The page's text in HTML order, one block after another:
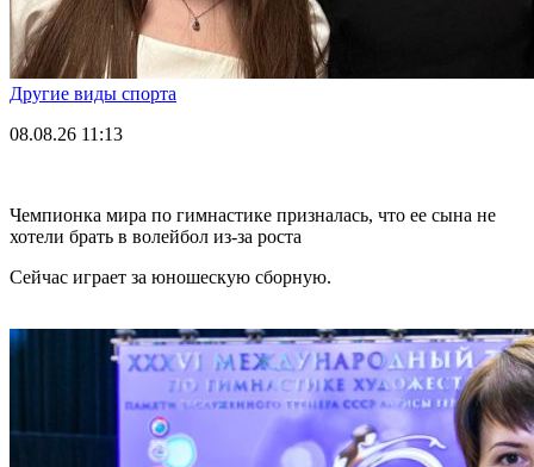
Другие виды спорта
08.08.26 11:13
Чемпионка мира по гимнастике призналась, что ее сына не
хотели брать в волейбол из-за роста
Сейчас играет за юношескую сборную.